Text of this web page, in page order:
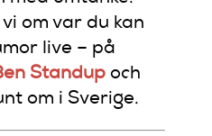
om var du kan
live – på
Standup och
om i Sverige.